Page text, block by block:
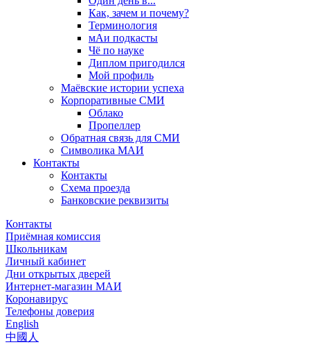
Как, зачем и почему?
Терминология
мАи подкасты
Чё по науке
Диплом пригодился
Мой профиль
Маёвские истории успеха
Корпоративные СМИ
Облако
Пропеллер
Обратная связь для СМИ
Символика МАИ
Контакты
Контакты
Схема проезда
Банковские реквизиты
Контакты
Приёмная комиссия
Школьникам
Личный кабинет
Дни открытых дверей
Интернет-магазин МАИ
Коронавирус
Телефоны доверия
English
中國人